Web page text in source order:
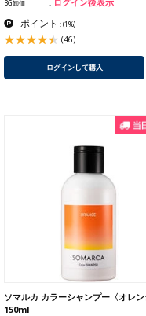
BG卸価 ログイン後表示
ポイント :(1%)
(46)
ログインして購入
ソマルカ カラーシャンプー〈オレン
150ml